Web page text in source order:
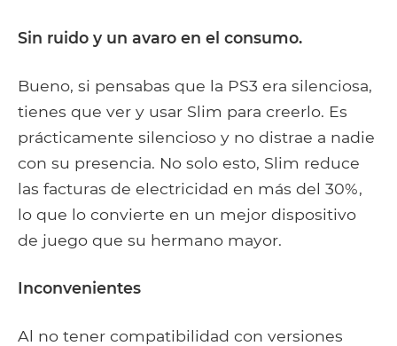
Sin ruido y un avaro en el consumo.
Bueno, si pensabas que la PS3 era silenciosa,
tienes que ver y usar Slim para creerlo. Es
prácticamente silencioso y no distrae a nadie
con su presencia. No solo esto, Slim reduce
las facturas de electricidad en más del 30%,
lo que lo convierte en un mejor dispositivo
de juego que su hermano mayor.
Inconvenientes
Al no tener compatibilidad con versiones